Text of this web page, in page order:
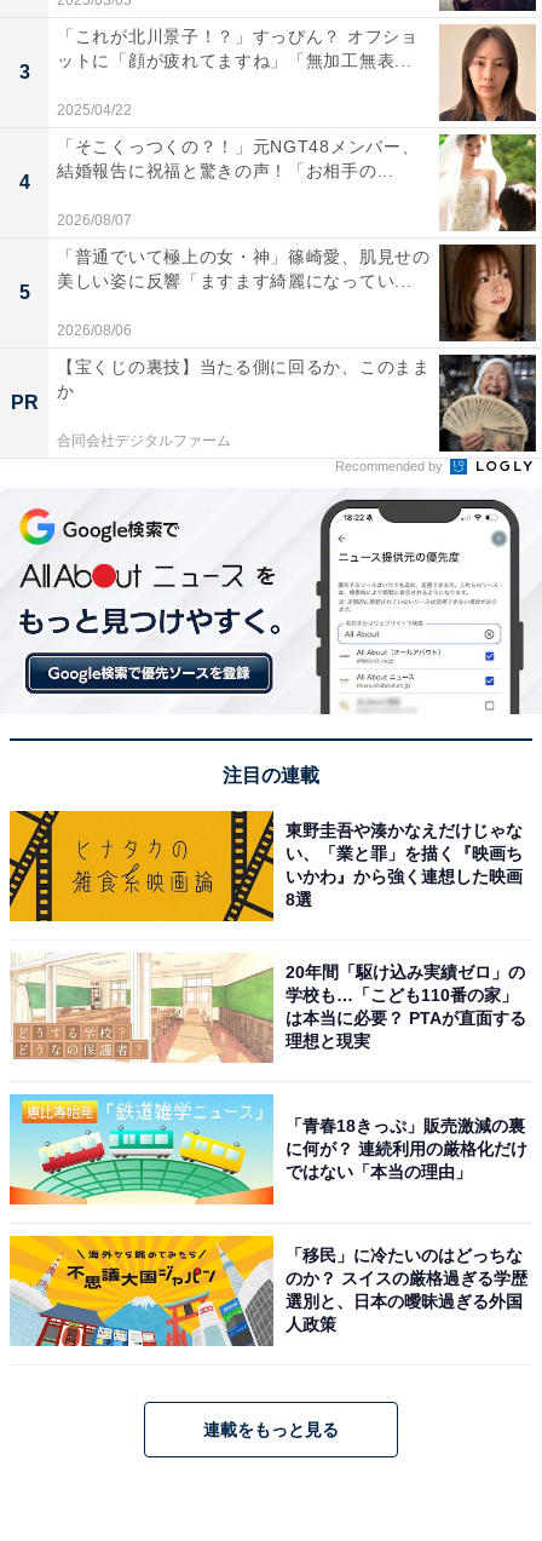
3
「これが北川景子！？」すっぴん？ オフショ
ットに「顔が疲れてますね」「無加工無表...
2025/04/22
4
「そこくっつくの？！」元NGT48メンバー、
結婚報告に祝福と驚きの声！「お相手の...
2026/08/07
5
「普通でいて極上の女・神」篠崎愛、肌見せの
美しい姿に反響「ますます綺麗になってい...
2026/08/06
PR
【宝くじの裏技】当たる側に回るか、このまま
か
合同会社デジタルファーム
Recommended by
注目の連載
東野圭吾や湊かなえだけじゃな
い、「業と罪」を描く『映画ち
いかわ』から強く連想した映画
8選
20年間「駆け込み実績ゼロ」の
学校も…「こども110番の家」
は本当に必要？ PTAが直面する
理想と現実
「青春18きっぷ」販売激減の裏
に何が？ 連続利用の厳格化だけ
ではない「本当の理由」
「移民」に冷たいのはどっちな
のか？ スイスの厳格過ぎる学歴
選別と、日本の曖昧過ぎる外国
人政策
連載をもっと見る